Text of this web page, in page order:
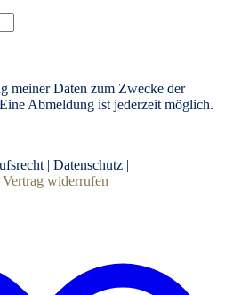
meiner Daten zum Zwecke der
Abmeldung ist jederzeit möglich.
| Datenschutz |
Vertrag widerrufen